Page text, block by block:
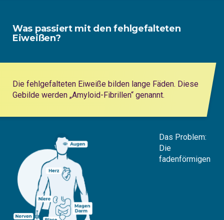
Was passiert mit den fehlgefalteten
Eiweißen?
Die fehlgefalteten Eiweiße bilden lange Fäden. Diese
Gebilde werden „Amyloid-Fibrillen“ genannt.
Das Problem:
Die
fadenförmigen